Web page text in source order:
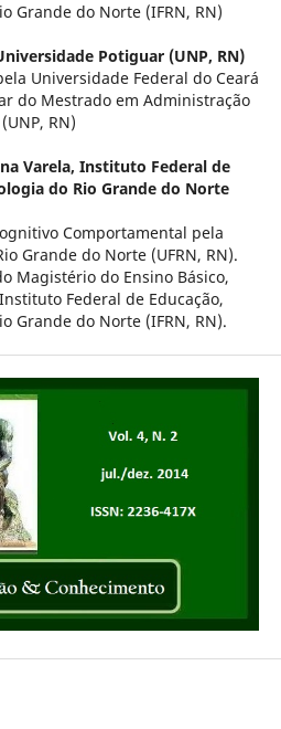
Grande do Norte (IFRN, RN)
Potiguar (UNP, RN)
Universidade Federal do Ceará
do Mestrado em Administração
RN)
Varela, Instituto Federal de
do Rio Grande do Norte
Comportamental pela
Grande do Norte (UFRN, RN).
Magistério do Ensino Básico,
Federal de Educação,
Grande do Norte (IFRN, RN).